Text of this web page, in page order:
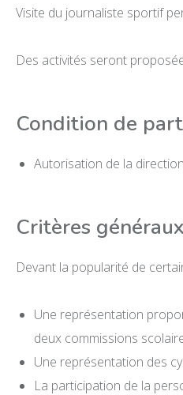
Visite du journaliste sportif
Des activités seront
Condition de
Autorisation de la direction
Critères
Devant la popularité de
Une représentation
deux commissions
Une représentation des
La participation de la